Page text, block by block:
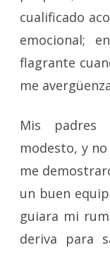
cualificado
emocional;
flagrante
me
Mis padres
modesto, y
me
un buen
guiara mi
deriva para